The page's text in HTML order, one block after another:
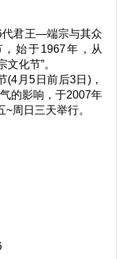
君王—端宗与其众
始于1967年，从
化节”。
月5日前后3日)，
的影响，于2007年
周日三天举行。